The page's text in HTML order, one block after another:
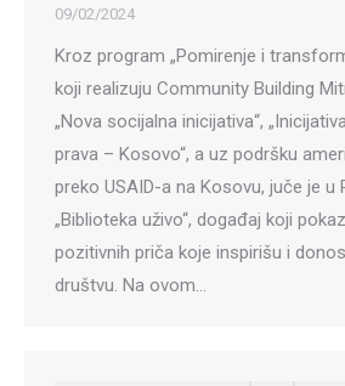
09/02/2024
Kroz program „Pomirenje i
koji realizuju Community Building
„Nova socijalna inicijativa“,
prava – Kosovo“, a uz podršku
preko USAID-a na Kosovu, juče je u
„Biblioteka uživo“, događaj koji
pozitivnih priča koje inspirišu i
društvu. Na ovom…